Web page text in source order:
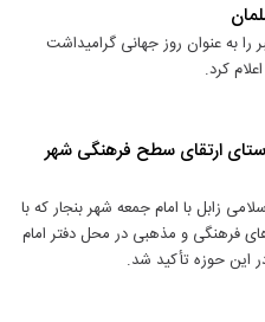
سراسر جهان» ۱۷ نوامبر را به عنوان روز جهانی گرامیداشت
کرد.
ارتقای سطح فرهنگی شهر
زابل با امام جمعه شهر بنجار که با
فرهنگی و مذهبی در محل دفتر امام
این حوزه تأکید شد.